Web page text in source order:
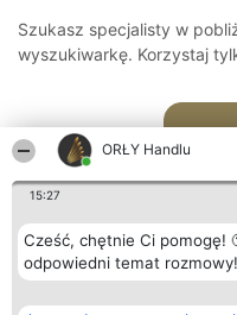
ORŁY Handlu
15:27
Cześć, chętnie Ci pomogę!
odpowiedni temat
Szukasz specjalisty w
wyszukiwarkę. Korzystaj
Organizator plebiscytu